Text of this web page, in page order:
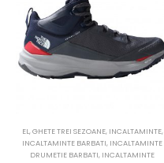
EL,GHETE TREI SEZOANE, INCALTAMINTE,
INCALTAMINTE BARBATI, INCALTAMINTE
DRUMETIE BARBATI, INCALTAMINTE